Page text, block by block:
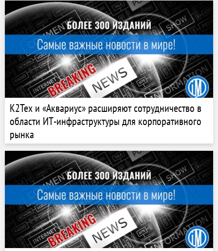
К2Тех и «Аквариус» расширяют сотрудничество в
области ИТ-инфраструктуры для корпоративного
рынка